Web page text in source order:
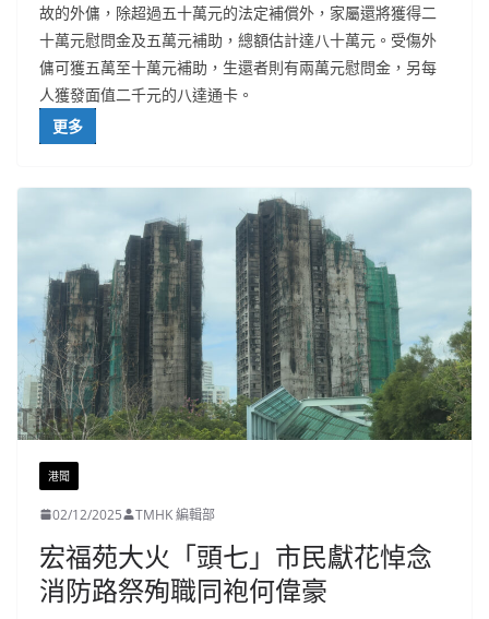
故的外傭，除超過五十萬元的法定補償外，家屬還將獲得二
十萬元慰問金及五萬元補助，總額估計達八十萬元。受傷外
傭可獲五萬至十萬元補助，生還者則有兩萬元慰問金，另每
人獲發面值二千元的八達通卡。
更多
港聞
02/12/2025 TMHK 編輯部
宏福苑大火「頭七」市民獻花悼念
消防路祭殉職同袍何偉豪